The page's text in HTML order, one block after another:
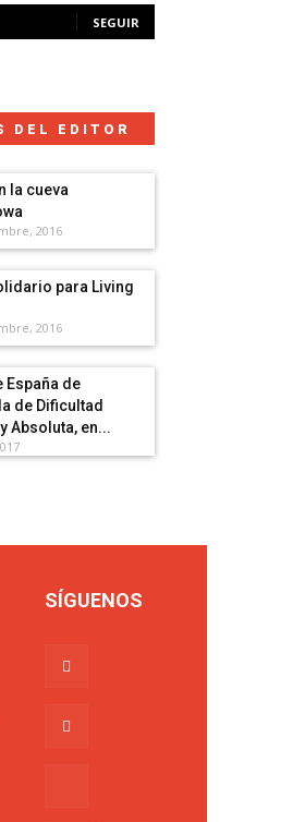
SEGUIR
DEL EDITOR
la cueva
2016
para Living
2016
España de
de Dificultad
Absoluta, en...
SÍGUENOS